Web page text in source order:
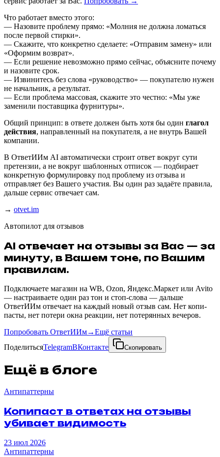
Что работает вместо этого:
— Назовите проблему прямо: «Молния не должна ломаться
после первой стирки».
— Скажите, что конкретно сделаете: «Отправим замену» или
«Оформим возврат».
— Если решение невозможно прямо сейчас, объясните почему
и назовите срок.
— Извинитесь без слова «руководство» — покупателю нужен
не начальник, а результат.
— Если проблема массовая, скажите это честно: «Мы уже
заменили поставщика фурнитуры».
Общий принцип: в ответе должен быть хотя бы один глагол
действия, направленный на покупателя, а не внутрь Вашей
компании.
В ОтветИИм AI автоматически строит ответ вокруг сути
претензии, а не вокруг шаблонных отписок — подбирает
конкретную формулировку под проблему из отзыва и
отправляет без Вашего участия. Вы один раз задаёте правила,
дальше сервис отвечает сам.
→ otvet.im
Автопилот для отзывов
AI отвечает на отзывы за Вас — за
минуту, в Вашем тоне, по Вашим
правилам.
Подключаете магазин на WB, Ozon, Яндекс.Маркет или Avito
— настраиваете один раз тон и стоп-слова — дальше
ОтветИИм отвечает на каждый новый отзыв сам. Нет копи-
пасты, нет потери окна реакции, нет потерянных вечеров.
Попробовать ОтветИИм→Ещё статьи
ПоделитьсяTelegramВКонтакте Скопировать
Ещё в блоге
Антипаттерны
Копипаст в ответах на отзывы
убивает видимость
23 июл 2026
Антипаттерны